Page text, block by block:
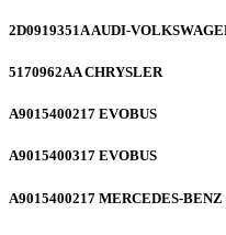
2D0919351AAUDI-
5170962AACHRYSLER
A9015400217 EVOBUS
A9015400317 EVOBUS
A9015400217 MERCEDES-BENZ